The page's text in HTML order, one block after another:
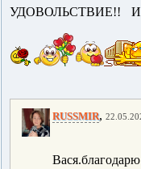
УДОВОЛЬСТВИЕ!!
RUSSMIR,